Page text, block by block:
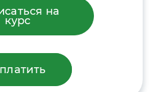
на
курс